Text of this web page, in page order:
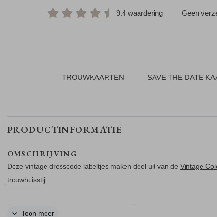
9.4 waardering Geen
TROUWKAARTEN SAVE THE DATE
PRODUCTINFORMATIE
OMSCHRIJVING
Deze vintage dresscode labeltjes maken deel uit van de Vintage
trouwhuisstijl.
Toon meer